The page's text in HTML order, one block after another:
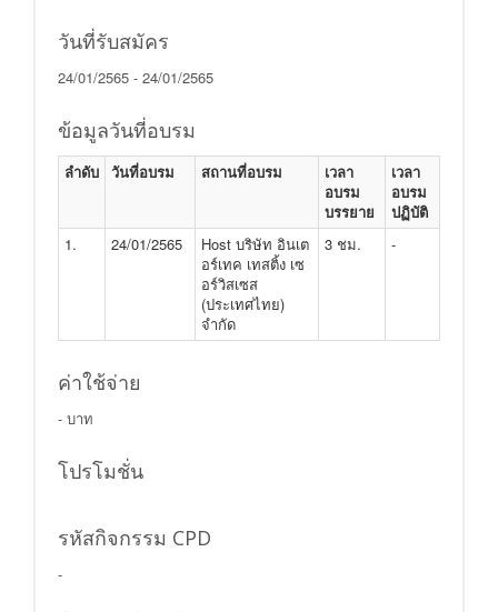
วันที่รับสมัคร
24/01/2565 - 24/01/2565
ข้อมูลวันที่อบรม
ลำดับ วันที่อบรม สถานที่อบรม
เวลา
อบรม
บรรยาย
เวลา
อบรม
ปฏิบัติ
1.
24/01/2565
Host บริษัท อินเต
อร์เทค เทสติ้ง เซ
อร์วิสเซส
(ประเทศไทย)
จำกัด
3 ชม. -
ค่าใช้จ่าย
- บาท
โปรโมชั่น
รหัสกิจกรรม CPD
-